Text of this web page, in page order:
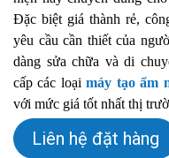
Đặc biệt giá thành rẻ,
yêu cầu cần thiết của
dàng sửa chữa và di
cấp các loạimáy tạo ẩm
với mức giá tốt nhất thị
Liên hệ đặt hàng